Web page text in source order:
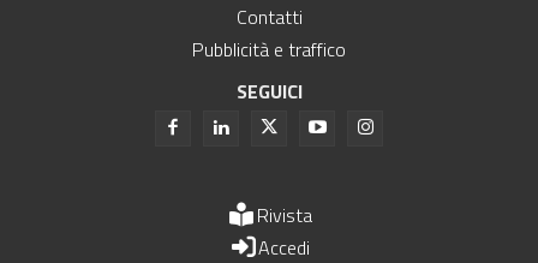
Contatti
Pubblicità e traffico
SEGUICI
Rivista
Accedi